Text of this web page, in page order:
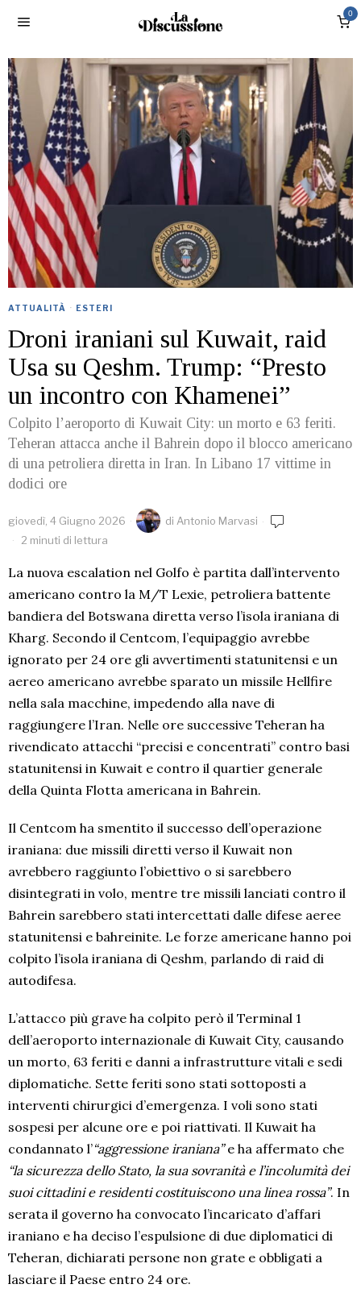
0
ATTUALITÀ · ESTERI
Droni iraniani sul Kuwait, raid
Usa su Qeshm. Trump: “Presto
un incontro con Khamenei”
Colpito l’aeroporto di Kuwait City: un morto e 63 feriti.
Teheran attacca anche il Bahrein dopo il blocco americano
di una petroliera diretta in Iran. In Libano 17 vittime in
dodici ore
giovedì, 4 Giugno 2026 di Antonio Marvasi
2 minuti di lettura
La nuova escalation nel Golfo è partita dall’intervento
americano contro la M/T Lexie, petroliera battente
bandiera del Botswana diretta verso l’isola iraniana di
Kharg. Secondo il Centcom, l’equipaggio avrebbe
ignorato per 24 ore gli avvertimenti statunitensi e un
aereo americano avrebbe sparato un missile Hellfire
nella sala macchine, impedendo alla nave di
raggiungere l’Iran. Nelle ore successive Teheran ha
rivendicato attacchi “precisi e concentrati” contro basi
statunitensi in Kuwait e contro il quartier generale
della Quinta Flotta americana in Bahrein.
Il Centcom ha smentito il successo dell’operazione
iraniana: due missili diretti verso il Kuwait non
avrebbero raggiunto l’obiettivo o si sarebbero
disintegrati in volo, mentre tre missili lanciati contro il
Bahrein sarebbero stati intercettati dalle difese aeree
statunitensi e bahreinite. Le forze americane hanno poi
colpito l’isola iraniana di Qeshm, parlando di raid di
autodifesa.
L’attacco più grave ha colpito però il Terminal 1
dell’aeroporto internazionale di Kuwait City, causando
un morto, 63 feriti e danni a infrastrutture vitali e sedi
diplomatiche. Sette feriti sono stati sottoposti a
interventi chirurgici d’emergenza. I voli sono stati
sospesi per alcune ore e poi riattivati. Il Kuwait ha
condannato l’“aggressione iraniana”e ha affermato che
“la sicurezza dello Stato, la sua sovranità e l’incolumità dei
suoi cittadini e residenti costituiscono una linea rossa”. In
serata il governo ha convocato l’incaricato d’affari
iraniano e ha deciso l’espulsione di due diplomatici di
Teheran, dichiarati persone non grate e obbligati a
lasciare il Paese entro 24 ore.